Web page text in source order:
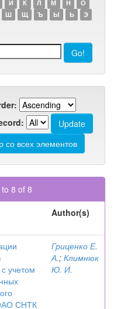
Й К Л М Н
О
Ш Щ Ъ Ы Ь
Э
8 of 8
Author(s)
учетом
СНТК
Гриценко Е.
А.; Климнюк
Ю. И.